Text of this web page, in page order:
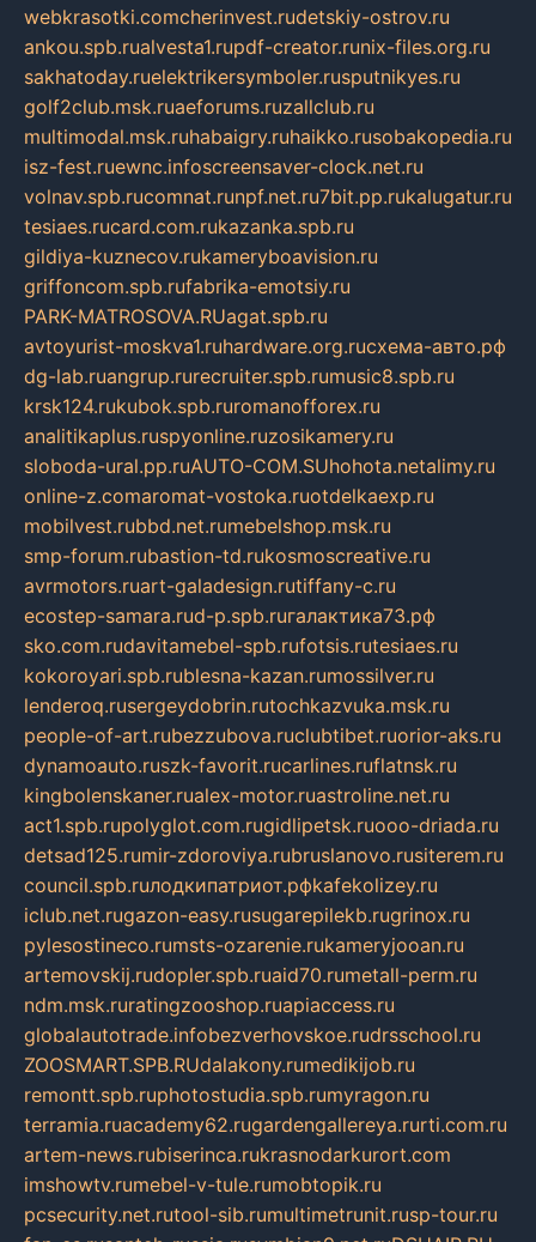
webkrasotki.comcherinvest.rudetskiy-ostrov.ru
ankou.spb.rualvesta1.rupdf-creator.runix-files.org.ru
sakhatoday.ruelektrikersymboler.rusputnikyes.ru
golf2club.msk.ruaeforums.ruzallclub.ru
multimodal.msk.ruhabaigry.ruhaikko.rusobakopedia.ru
isz-fest.ruewnc.infoscreensaver-clock.net.ru
volnav.spb.rucomnat.runpf.net.ru7bit.pp.rukalugatur.ru
tesiaes.rucard.com.rukazanka.spb.ru
gildiya-kuznecov.rukameryboavision.ru
griffoncom.spb.rufabrika-emotsiy.ru
PARK-MATROSOVA.RUagat.spb.ru
avtoyurist-moskva1.ruhardware.org.ruсхема-авто.рф
dg-lab.ruangrup.rurecruiter.spb.rumusic8.spb.ru
krsk124.rukubok.spb.ruromanofforex.ru
analitikaplus.ruspyonline.ruzosikamery.ru
sloboda-ural.pp.ruAUTO-COM.SUhohota.netalimy.ru
online-z.comaromat-vostoka.ruotdelkaexp.ru
mobilvest.rubbd.net.rumebelshop.msk.ru
smp-forum.rubastion-td.rukosmoscreative.ru
avrmotors.ruart-galadesign.rutiffany-c.ru
ecostep-samara.rud-p.spb.ruгалактика73.рф
sko.com.rudavitamebel-spb.rufotsis.rutesiaes.ru
kokoroyari.spb.rublesna-kazan.rumossilver.ru
lenderoq.rusergeydobrin.rutochkazvuka.msk.ru
people-of-art.rubezzubova.ruclubtibet.ruorior-aks.ru
dynamoauto.ruszk-favorit.rucarlines.ruflatnsk.ru
kingbolenskaner.rualex-motor.ruastroline.net.ru
act1.spb.rupolyglot.com.rugidlipetsk.ruooo-driada.ru
detsad125.rumir-zdoroviya.rubruslanovo.rusiterem.ru
council.spb.ruлодкипатриот.рфkafekolizey.ru
iclub.net.rugazon-easy.rusugarepilekb.rugrinox.ru
pylesostineco.rumsts-ozarenie.rukameryjooan.ru
artemovskij.rudopler.spb.ruaid70.rumetall-perm.ru
ndm.msk.ruratingzooshop.ruapiaccess.ru
globalautotrade.infobezverhovskoe.rudrsschool.ru
ZOOSMART.SPB.RUdalakony.rumedikijob.ru
remontt.spb.ruphotostudia.spb.rumyragon.ru
terramia.ruacademy62.rugardengallereya.rurti.com.ru
artem-news.rubiserinca.rukrasnodarkurort.com
imshowtv.rumebel-v-tule.rumobtopik.ru
pcsecurity.net.rutool-sib.rumultimetrunit.rusp-tour.ru